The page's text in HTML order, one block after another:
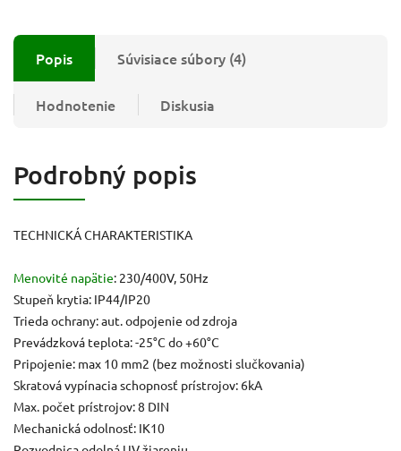
Popis Súvisiace súbory (4)
Hodnotenie Diskusia
Podrobný popis
TECHNICKÁ CHARAKTERISTIKA
Menovité napätie: 230/400V, 50Hz
Stupeň krytia: IP44/IP20
Trieda ochrany: aut. odpojenie od zdroja
Prevádzková teplota: -25°C do +60°C
Pripojenie: max 10 mm2 (bez možnosti slučkovania)
Skratová vypínacia schopnosť prístrojov: 6kA
Max. počet prístrojov: 8 DIN
Mechanická odolnosť: IK10